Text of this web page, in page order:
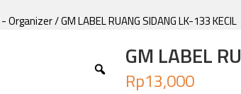
Organizer/ GM LABEL RUANG SIDANG LK-133 KECIL
GM LABEL
Rp13,000